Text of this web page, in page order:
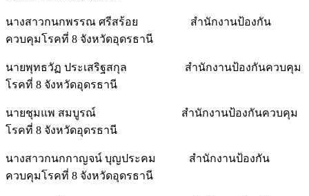
นางสาวกนกพรรณ ศรีสร้อย สำนักงานป้องกัน
ควบคุมโรคที่ 8 จังหวัดอุดรธานี
นายพุทธวัฏ ประเสริฐสกุล สำนักงานป้องกันควบคุม
โรคที่ 8 จังหวัดอุดรธานี
นายชุมแพ สมบูรณ์ สำนักงานป้องกันควบคุม
โรคที่ 8 จังหวัดอุดรธานี
นางสาวกนกกาญจน์ บุญประคม สำนักงานป้องกัน
ควบคุมโรคที่ 8 จังหวัดอุดรธานี